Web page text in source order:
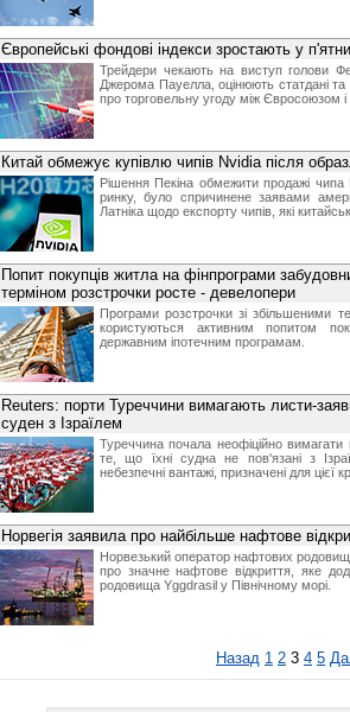
Європейські фондові індекси зростають у
Трейдери чекають на виступ голови
Джерома Пауелла, оцінюють статдані та
про торговельну угоду між Євросоюзом
Китай обмежує купівлю чипів Nvidia після
Рішення Пекіна обмежити продажі чипа
ринку, було спричинене заявами
Латніка щодо експорту чипів, які
Попит покупців житла на фінпрограми
терміном розстрочки росте - девелопери
Програми розстрочки зі збільшеними
користуються активним попитом
державним іпотечним програмам.
Reuters: порти Туреччини вимагають листи-
суден з Ізраїлем
Туреччина почала неофіційно вимагати
те, що їхні судна не пов'язані з
небезпечні вантажі, призначені для цієї
Норвегія заявила про найбільше нафтове
Норвезький оператор нафтових
про значне нафтове відкриття, яке
родовища Yggdrasil у Північному морі.
Назад 1 2 3 4 5